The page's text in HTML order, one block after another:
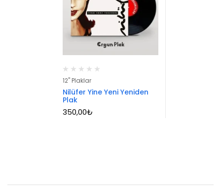
12" Plaklar
Nilüfer Yine Yeni Yeniden
Plak
350,00₺